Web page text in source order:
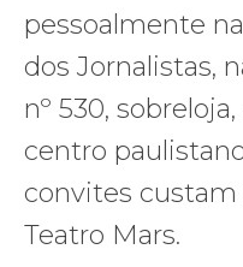
pessoalmente
dos Jornalistas,
nº 530,
centro
convites custam
Teatro Mars.